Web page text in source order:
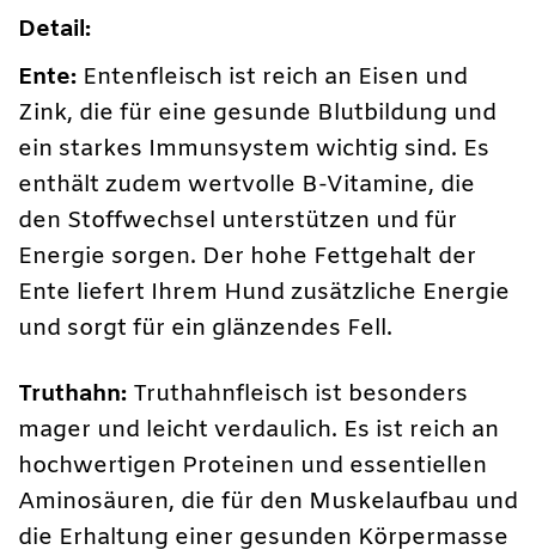
Detail:
Ente: Entenfleisch ist reich an Eisen und
Zink, die für eine gesunde Blutbildung und
ein starkes Immunsystem wichtig sind. Es
enthält zudem wertvolle B-Vitamine, die
den Stoffwechsel unterstützen und für
Energie sorgen. Der hohe Fettgehalt der
Ente liefert Ihrem Hund zusätzliche Energie
und sorgt für ein glänzendes Fell.
Truthahn: Truthahnfleisch ist besonders
mager und leicht verdaulich. Es ist reich an
hochwertigen Proteinen und essentiellen
Aminosäuren, die für den Muskelaufbau und
die Erhaltung einer gesunden Körpermasse